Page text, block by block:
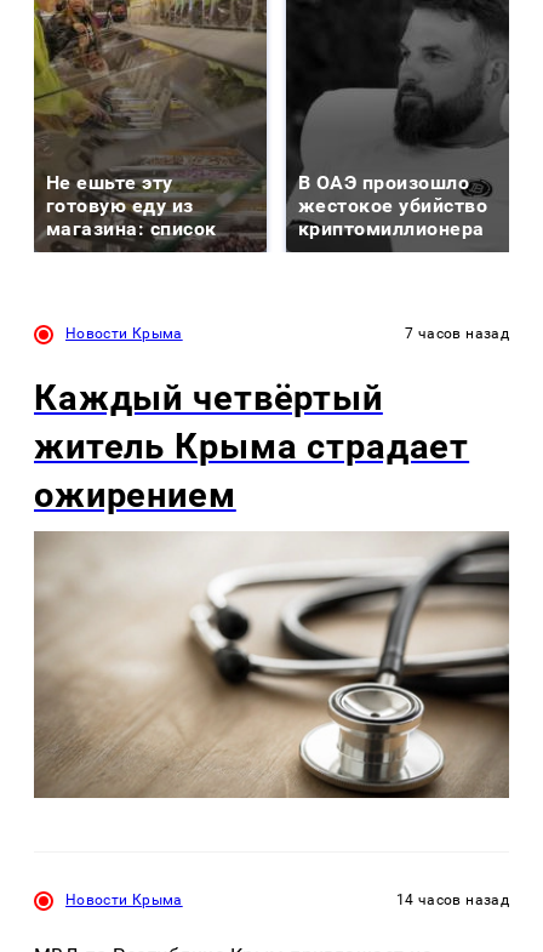
Не ешьте эту
готовую еду из
магазина: список
В ОАЭ произошло
жестокое убийство
криптомиллионера
Новости Крыма 7 часов назад
Каждый четвёртый
житель Крыма страдает
ожирением
Новости Крыма 14 часов назад